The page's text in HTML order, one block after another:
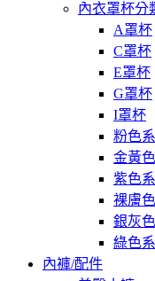
內衣罩杯分
A罩杯
C罩杯
E罩杯
G罩杯
I罩杯
粉色系
金黃
紫色系
裸膚
銀灰
綠色系
內褲/配件